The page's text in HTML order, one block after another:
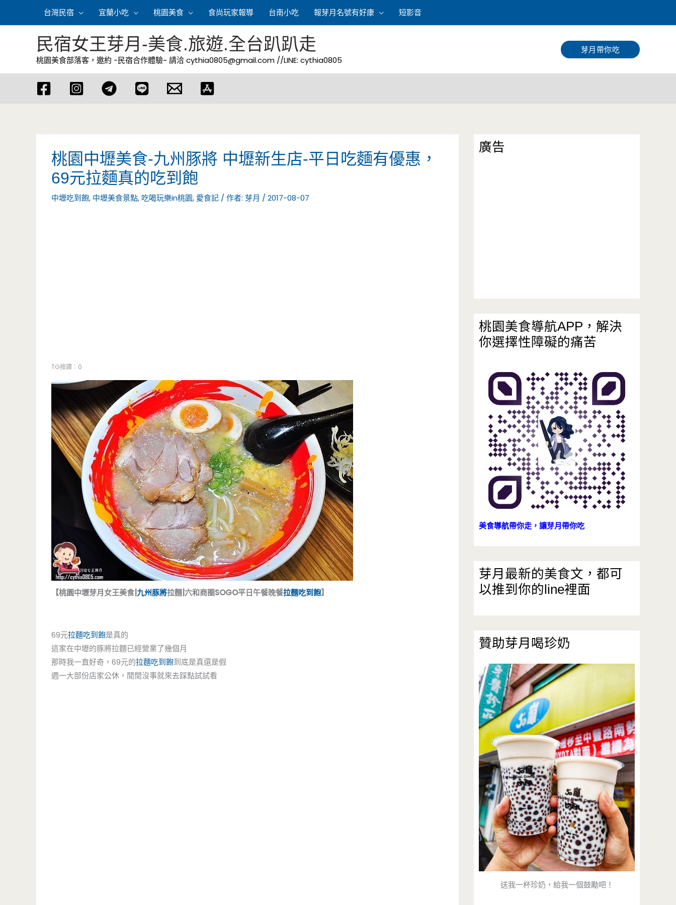
容
台灣民宿 宜蘭小吃 桃園美食 食尚玩家報導 台南小吃 報芽月名號有好康 短影音
尋
民宿女王芽月-美食.旅遊.全台趴趴走
桃園美食部落客，邀約 -民宿合作體驗~ 請洽cythia0805@gmail.com //LINE: cythia0805
芽月帶你吃
桃園中壢美食-九州豚將 中壢新生店-平日吃麵有優惠，
69元拉麵真的吃到飽
中壢吃到飽, 中壢美食景點, 吃喝玩樂in桃園, 愛食記 / 作者: 芽月 / 2017-08-07
TG按讚：0
【桃園中壢芽月女王美食| 九州豚將拉麵|六和商圈SOGO平日午餐晚餐拉麵吃到飽】
69元拉麵吃到飽是真的
這家在中壢的豚將拉麵已經營業了幾個月
那時我一直好奇，69元的拉麵吃到飽到底是真還是假
週一大部份店家公休，閒閒沒事就來去踩點試試看
廣告
桃園美食導航APP，解決
你選擇性障礙的痛苦
美食導航帶你走，讓芽月帶你吃
芽月最新的美食文，都可
以推到你的line裡面
贊助芽月喝珍奶
送我一杯珍奶，給我一個鼓勵吧！